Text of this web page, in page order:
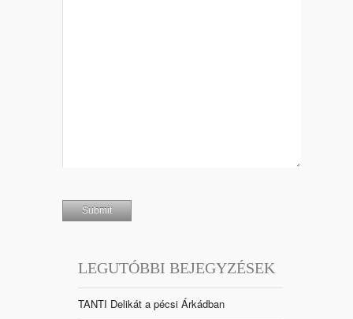
LEGUTÓBBI BEJEGYZÉSEK
TANTI Delikát a pécsi Árkádban